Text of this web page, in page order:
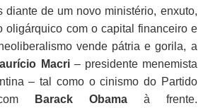
diante de um novo ministério, enxuto,
oligárquico com o capital financeiro e
vende pátria e gorila, a
Macri– presidente menemista
– tal como o cinismo do Partido
Barack Obamaà frente.